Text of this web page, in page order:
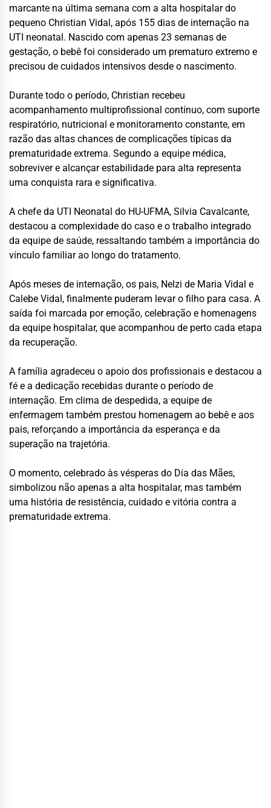
marcante na última semana com a alta hospitalar do
pequeno Christian Vidal, após 155 dias de internação na
UTI neonatal. Nascido com apenas 23 semanas de
gestação, o bebê foi considerado um prematuro extremo e
precisou de cuidados intensivos desde o nascimento.
Durante todo o período, Christian recebeu
acompanhamento multiprofissional contínuo, com suporte
respiratório, nutricional e monitoramento constante, em
razão das altas chances de complicações típicas da
prematuridade extrema. Segundo a equipe médica,
sobreviver e alcançar estabilidade para alta representa
uma conquista rara e significativa.
A chefe da UTI Neonatal do HU-UFMA, Silvia Cavalcante,
destacou a complexidade do caso e o trabalho integrado
da equipe de saúde, ressaltando também a importância do
vínculo familiar ao longo do tratamento.
Após meses de internação, os pais, Nelzi de Maria Vidal e
Calebe Vidal, finalmente puderam levar o filho para casa. A
saída foi marcada por emoção, celebração e homenagens
da equipe hospitalar, que acompanhou de perto cada etapa
da recuperação.
A família agradeceu o apoio dos profissionais e destacou a
fé e a dedicação recebidas durante o período de
internação. Em clima de despedida, a equipe de
enfermagem também prestou homenagem ao bebê e aos
pais, reforçando a importância da esperança e da
superação na trajetória.
O momento, celebrado às vésperas do Dia das Mães,
simbolizou não apenas a alta hospitalar, mas também
uma história de resistência, cuidado e vitória contra a
prematuridade extrema.